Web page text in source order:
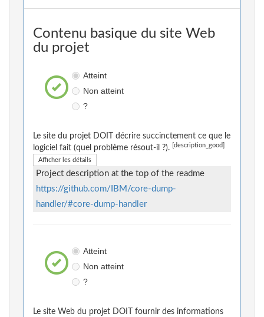
Contenu basique du site Web
du projet
Atteint
Non atteint
?
Le site du projet DOIT décrire succinctement ce que le
logiciel fait (quel problème résout-il ?).
[description_good]
Afficher les détails
Project description at the top of the readme
https://github.com/IBM/core-dump-
handler/#core-dump-handler
Atteint
Non atteint
?
Le site Web du projet DOIT fournir des informations